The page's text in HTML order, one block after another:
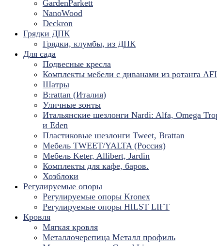
GardenParkett
NanoWood
Deckron
Грядки ДПК
Грядки, клумбы, из ДПК
Для сада
Подвесные кресла
Комплекты мебели с диванами из ротанга
Шатры
B:rattan (Италия)
Уличные зонты
Итальянские шезлонги Nardi: Alfa, Omega
и Eden
Пластиковые шезлонги Tweet, Brattan
Мебель TWEET/YALTA (Россия)
Мебель Keter, Allibert, Jardin
Комплекты для кафе, баров.
Хозблоки
Регулируемые опоры
Регулируемые опоры Kronex
Регулируемые опоры HILST LIFT
Кровля
Мягкая кровля
Металлочерепица Металл профиль